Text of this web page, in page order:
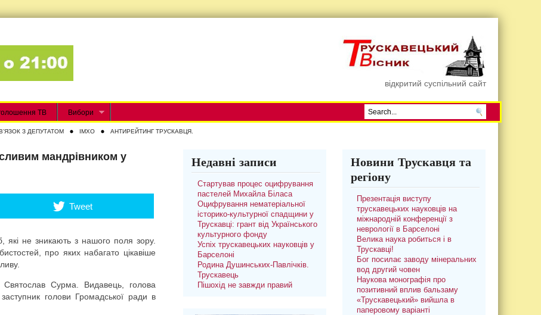
відкритий суспільний сайт
ТВ Вибори
З ДЕПУТАТОМ IMXO АНТИРЕЙТИНГ ТРУСКАВЦЯ.
мандрівником у
Tweet
які не зникають з нашого поля зору.
про яких набагато цікавіше
Святослав Сурма. Видавець, голова
заступник голови Громадської ради в
Недавні записи
Стартував процес оцифрування
пастелей Михайла Біласа
Оцифрування нематеріальної
історико-культурної спадщини у
Трускавці: грант від Українського
культурного фонду
Успіх трускавецьких науковців у
Барселоні
Родина Душинських-Павлічків.
Трускавець
Пішохід не завжди правий
Новини Трускавця та
регіону
Презентація виступу
трускавецьких науковців на
міжнародній конференції з
неврології в Барселоні
Велика наука робиться і в
Трускавці!
Бог посилає заводу мінеральних
вод другий човен
Наукова монографія про
позитивний вплив бальзаму
«Трускавецький» вийшла в
паперовому варіанті